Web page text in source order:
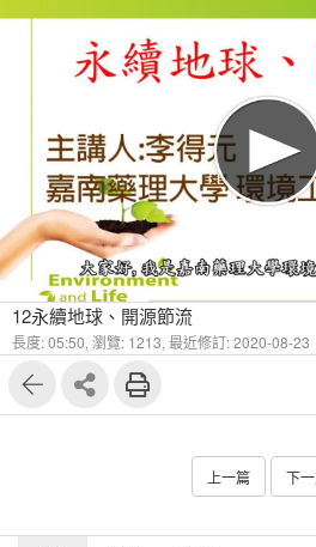
12永續地球、開源節流
長度: 05:50, 瀏覽: 1213, 最近修訂: 2020-08-23
上一篇 下